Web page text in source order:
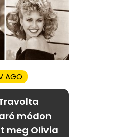
AGO
módon
meg Olivia